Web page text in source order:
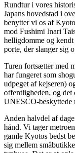
Rundtur i vores
Japans hovedstad i
benytter vi os af
mod Fushimi Inari
helligdomme og
porte, der slanger sig
Turen fortsætter med
har fungeret som
udpeget af kejseren)
offentligheden, og
UNESCO-beskyttede
Anden halvdel af
hånd. Vi tager
gamle Kyotos bedst
sig mellem